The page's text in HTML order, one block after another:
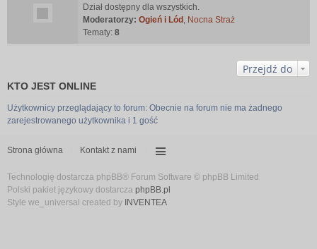
Dział dostępny dla wszystkich.
Moderatorzy: Ogień i Lód , Nocna Straż
Tematy: 8
Przejdź do
KTO JEST ONLINE
Użytkownicy przeglądający to forum: Obecnie na forum nie ma żadnego
zarejestrowanego użytkownika i 1 gość
Strona główna Kontakt z nami
Technologię dostarcza phpBB® Forum Software © phpBB Limited
Polski pakiet językowy dostarcza phpBB.pl
Style we_universal created by INVENTEA